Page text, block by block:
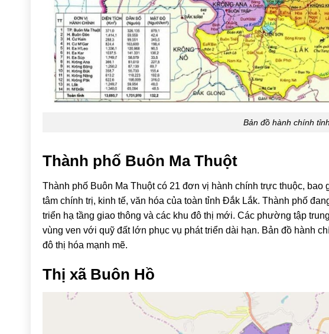
Bản đồ hành chính
Thành phố Buôn Ma Thuột
Thành phố Buôn Ma Thuột có 21 đơn vị hành chính trực thuộc,
tâm chính trị, kinh tế, văn hóa của toàn tỉnh Đắk Lắk. Thành phố
triển hạ tầng giao thông và các khu đô thị mới. Các phường tập
vùng ven với quỹ đất lớn phục vụ phát triển dài hạn. Bản đồ hành
đô thị hóa mạnh mẽ.
Thị xã Buôn Hồ